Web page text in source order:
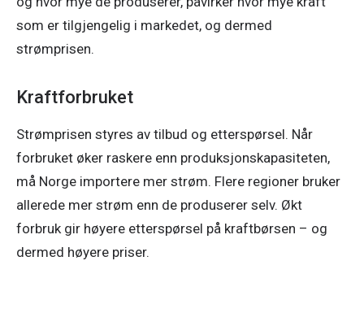
som er tilgjengelig i markedet, og dermed
strømprisen.
Kraftforbruket
Strømprisen styres av tilbud og etterspørsel. Når
forbruket øker raskere enn produksjonskapasiteten,
må Norge importere mer strøm. Flere regioner bruker
allerede mer strøm enn de produserer selv. Økt
forbruk gir høyere etterspørsel på kraftbørsen – og
dermed høyere priser.